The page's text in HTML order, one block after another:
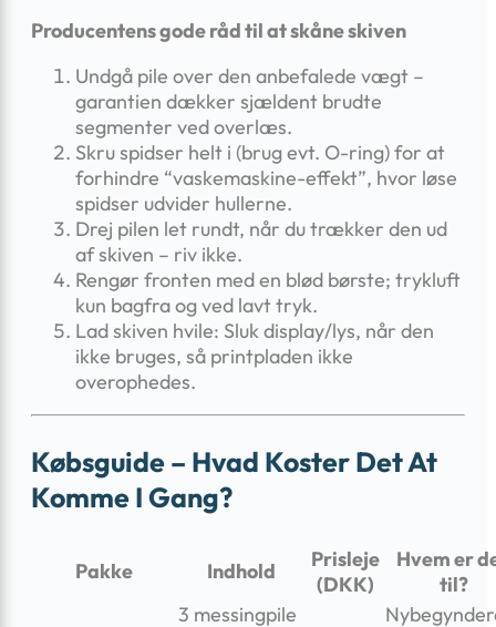
Producentens gode råd til at skåne skiven
Undgå pile over den anbefalede vægt –
garantien dækker sjældent brudte
segmenter ved overlæs.
Skru spidser helt i (brug evt. O-ring) for at
forhindre “vaskemaskine-effekt”, hvor løse
spidser udvider hullerne.
Drej pilen let rundt, når du trækker den ud
af skiven – riv ikke.
Rengør fronten med en blød børste; trykluft
kun bagfra og ved lavt tryk.
Lad skiven hvile: Sluk display/lys, når den
ikke bruges, så printpladen ikke
overophedes.
Købsguide – Hvad Koster Det At
Komme I Gang?
Pakke Indhold
Prisleje
(DKK)
Hvem er
til?
3 messingpile